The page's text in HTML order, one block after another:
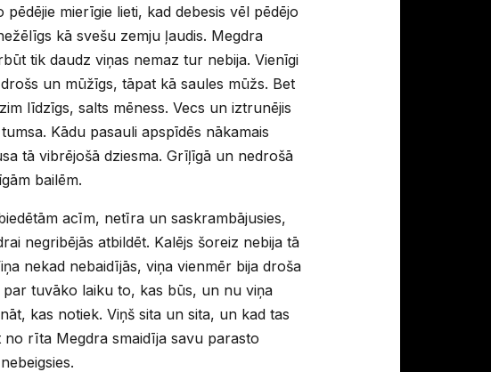
mierīgie lieti, kad debesis vēl pēdējo
kā svešu zemju ļaudis. Megdra
tik daudz viņas nemaz tur nebija. Vienīgi
un mūžīgs, tāpat kā saules mūžs. Bet
līdzīgs, salts mēness. Vecs un iztrunējis
Kādu pasauli apspīdēs nākamais
tā vibrējošā dziesma. Grīļīgā un nedrošā
bailēm.
acīm, netīra un saskrambājusies,
negribējās atbildēt. Kalējs šoreiz nebija tā
nekad nebaidījās, viņa vienmēr bija droša
par tuvāko laiku to, kas būs, un nu viņa
kas notiek. Viņš sita un sita, un kad tas
no rīta Megdra smaidīja savu parasto